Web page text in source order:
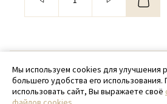
© 2020 - 2026
+ 7 (918) 699-
Мы используем cookies для улучшения
большего удобства его
использовать сайт, Вы выражаете своё